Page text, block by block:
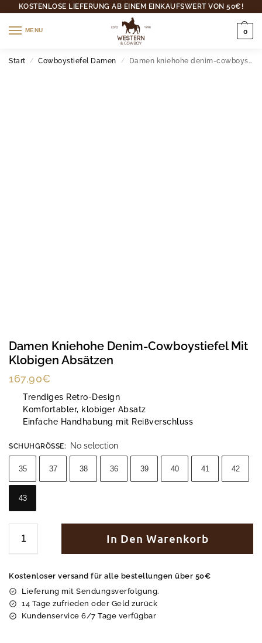
KOSTENLOSE LIEFERUNG AB EINEM EINKAUFSWERT VON 50€!
MENU 0
Start / Cowboystiefel Damen / Damen kniehohe denim-cowboystiefel mit klobigen absätzen
Damen Kniehohe Denim-Cowboystiefel Mit
Klobigen Absätzen
167,90€
Trendiges Retro-Design
Komfortabler, klobiger Absatz
Einfache Handhabung mit Reißverschluss
SCHUHGRÖSSE : No selection
35 37 38 36 39 40 41 42
43
In Den Warenkorb
Kostenloser versand für alle bestellungen über 50€
Lieferung mit Sendungsverfolgung.
14 Tage zufrieden oder Geld zurück
Kundenservice 6/7 Tage verfügbar